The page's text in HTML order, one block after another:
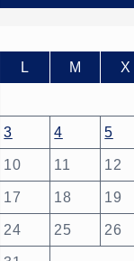
L
M X
3 4 5
10 11 12
17 18 19
24 25 26